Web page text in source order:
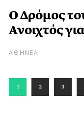
Ο Δρόμος
Ανοιχτός
ΑΘΗΝΕΑ
1 2 3